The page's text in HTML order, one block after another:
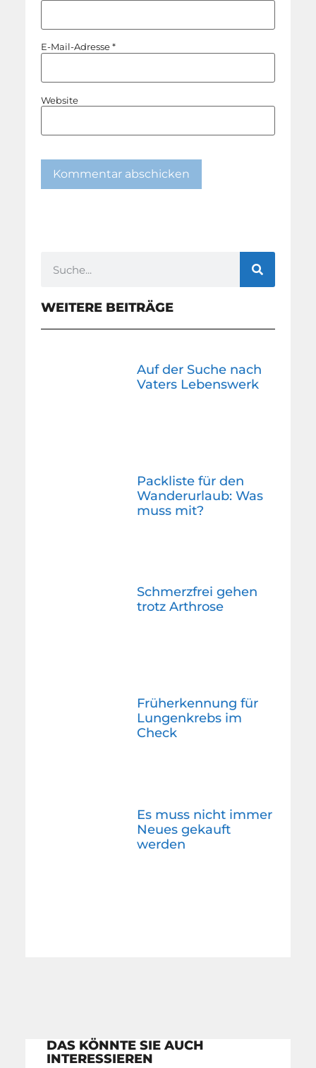
E-Mail-Adresse*
Website
WEITERE BEITRÄGE
Auf der Suche nach
Vaters Lebenswerk
Packliste für den
Wanderurlaub: Was
muss mit?
Schmerzfrei gehen
trotz Arthrose
Früherkennung für
Lungenkrebs im
Check
Es muss nicht immer
Neues gekauft
werden
DAS KÖNNTE SIE AUCH
INTERESSIEREN